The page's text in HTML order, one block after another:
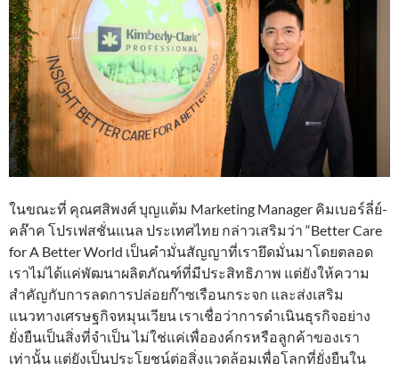
ในขณะที่ คุณศสิพงศ์ บุญแต้ม Marketing Manager คิมเบอร์ลี่ย์-
คล๊าค โปรเฟสชั่นแนล ประเทศไทย กล่าวเสริมว่า “Better Care
for A Better World เป็นคำมั่นสัญญาที่เรายึดมั่นมาโดยตลอด
เราไม่ได้แค่พัฒนาผลิตภัณฑ์ที่มีประสิทธิภาพ แต่ยังให้ความ
สำคัญกับการลดการปล่อยก๊าซเรือนกระจก และส่งเสริม
แนวทางเศรษฐกิจหมุนเวียน เราเชื่อว่าการดำเนินธุรกิจอย่าง
ยั่งยืนเป็นสิ่งที่จำเป็น ไม่ใช่แค่เพื่อองค์กรหรือลูกค้าของเรา
เท่านั้น แต่ยังเป็นประโยชน์ต่อสิ่งแวดล้อมเพื่อโลกที่ยั่งยืนใน